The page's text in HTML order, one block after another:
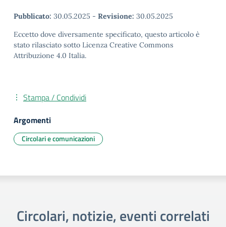
Pubblicato: 30.05.2025 - Revisione: 30.05.2025
Eccetto dove diversamente specificato, questo articolo è
stato rilasciato sotto Licenza Creative Commons
Attribuzione 4.0 Italia.
Stampa / Condividi
Argomenti
Circolari e comunicazioni
Circolari, notizie, eventi correlati